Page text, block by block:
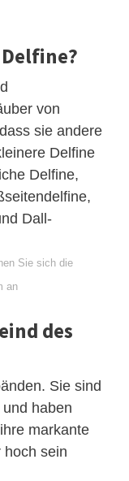
von
sie andere
Delfine
Delfine,
Dall-
Sie sich die
an
des
Sie sind
haben
markante
hoch sein